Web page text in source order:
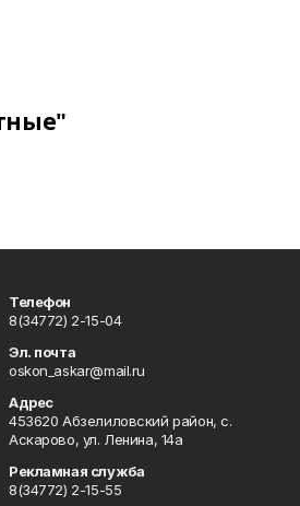
Телефон
8(34772) 2-15-04
Эл. почта
oskon_askar@mail.ru
Адрес
453620 Абзелиловский район, с.
Аскарово, ул. Ленина, 14а
Рекламная служба
8(34772) 2-15-55